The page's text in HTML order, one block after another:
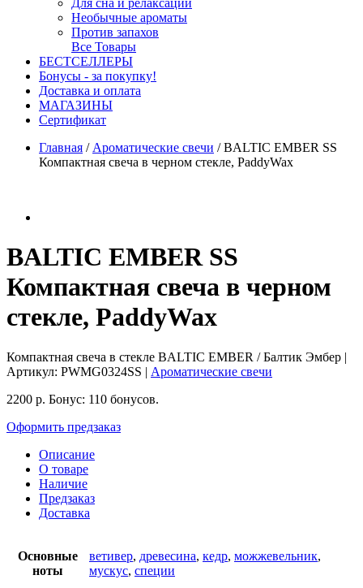
Для сна и релаксации
Необычные ароматы
Против запахов
Все Товары
БЕСТСЕЛЛЕРЫ
Бонусы - за покупку!
Доставка и оплата
МАГАЗИНЫ
Cертификат
Главная / Ароматические свечи /BALTIC EMBER SS
Компактная свеча в черном стекле, PaddyWax
BALTIC EMBER SS
Компактная свеча в черном
стекле, PaddyWax
Компактная свеча в стекле BALTIC EMBER / Балтик Эмбер |
Артикул: PWMG0324SS | Ароматические свечи
2200 р. Бонус: 110 бонусов.
Оформить предзаказ
Описание
О товаре
Наличие
Предзаказ
Доставка
Основные
ноты
ветивер, древесина, кедр, можжевельник,
мускус, специи